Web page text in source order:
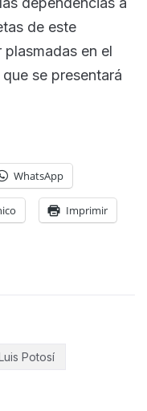
de este
en el
se presentará
WhatsApp
Imprimir
Potosí